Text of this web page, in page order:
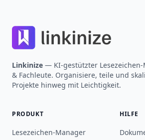
Linkinize — KI-gestützter Lesezeichen-
& Fachleute. Organisiere, teile und
Projekte hinweg mit Leichtigkeit.
PRODUKT
Lesezeichen-Manager
HILFE